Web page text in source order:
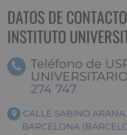
DATOS DE
INSTITUTO
Teléfono de
274 747
CALLE SABINO
BARCELONA